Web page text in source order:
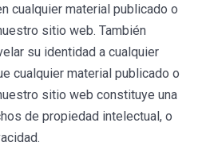
cualquier material publicado o
sitio web. También
su identidad a cualquier
cualquier material publicado o
sitio web constituye una
de propiedad intelectual, o